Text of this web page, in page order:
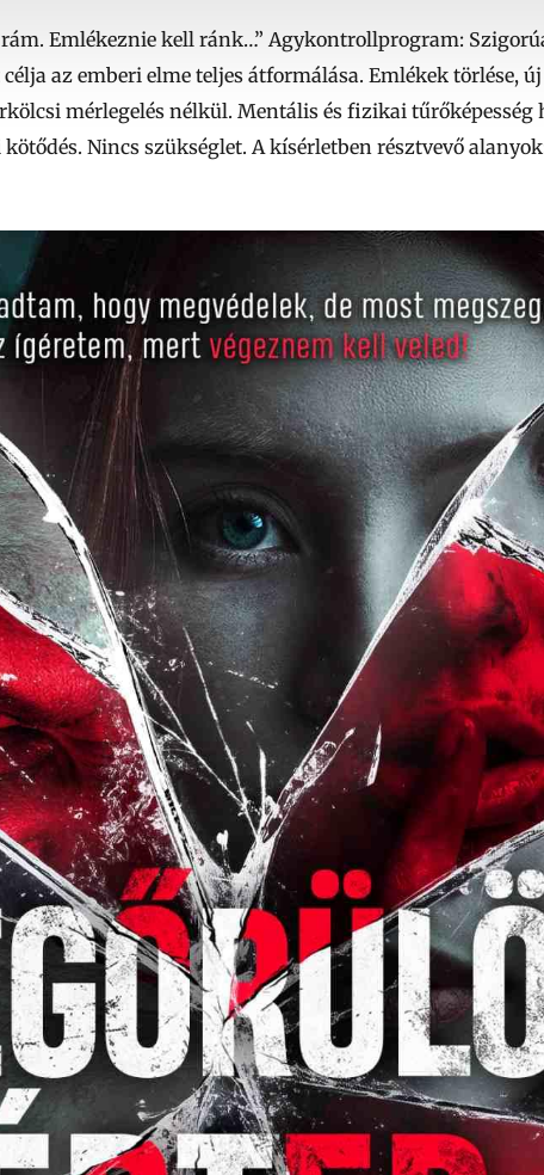
Emlékeznie kell ránk…” Agykontrollprogram:
az emberi elme teljes átformálása. Emlékek törlése,
mérlegelés nélkül. Mentális és fizikai tűrőképesség
Nincs szükséglet. A kísérletben résztvevő